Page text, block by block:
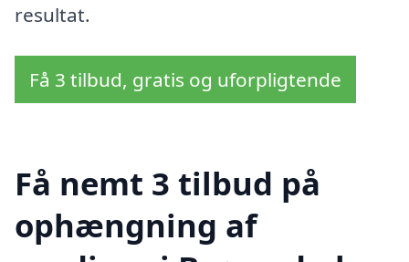
resultat.
Få 3 tilbud, gratis og uforpligtende
Få nemt 3 tilbud på
ophængning af